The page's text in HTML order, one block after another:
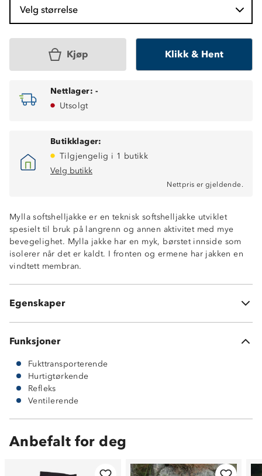
Velg størrelse
Kjøp Klikk & Hent
Nettlager: -
Utsolgt
Butikklager:
Tilgjengelig i 1 butikk
Velg butikk
Nettpris er gjeldende.
Mylla softshelljakke er en teknisk softshelljakke utviklet
spesielt til bruk på langrenn og annen aktivitet med mye
bevegelighet. Mylla jakke har en myk, børstet innside som
isolerer når det er kaldt. I fronten og ermene har jakken en
vindtett membran.
Egenskaper
Hurtigtørkende
Vindtett front og ermer
To glidelåslommer
En brystlomme
Refleksfelter bak og i front
Kontrastfelt består av 92% polyester og 8% elastikk
Funksjoner
Fukttransporterende
Hurtigtørkende
Refleks
Ventilerende
Anbefalt for deg